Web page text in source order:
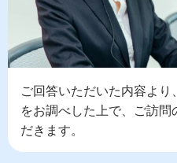
ご回答いただいた内容よ
をお調べした上で、ご訪
だきます。